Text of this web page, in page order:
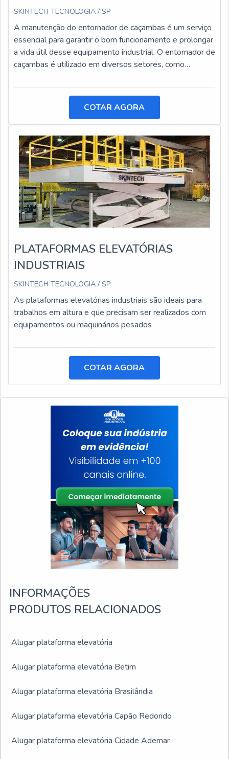
SKINTECH TECNOLOGIA / SP
A manutenção do entornador de caçambas é um serviço
essencial para garantir o bom funcionamento e prolongar
a vida útil desse equipamento industrial. O entornador de
caçambas é utilizado em diversos setores, como
desgastes e danos ao longo do tempo.
COTAR AGORA
PLATAFORMAS ELEVATÓRIAS
INDUSTRIAIS
SKINTECH TECNOLOGIA / SP
As plataformas elevatórias industriais são ideais para
trabalhos em altura e que precisam ser realizados com
equipamentos ou maquinários pesados
COTAR AGORA
INFORMAÇÕES
PRODUTOS RELACIONADOS
Alugar plataforma elevatória
Alugar plataforma elevatória Betim
Alugar plataforma elevatória Brasilândia
Alugar plataforma elevatória Capão Redondo
Alugar plataforma elevatória Cidade Ademar